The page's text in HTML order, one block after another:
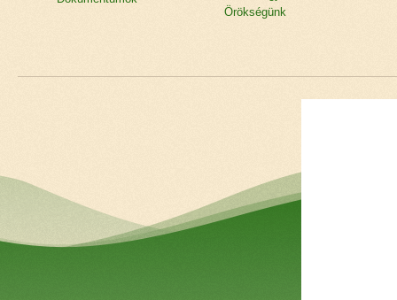
Örökségünk